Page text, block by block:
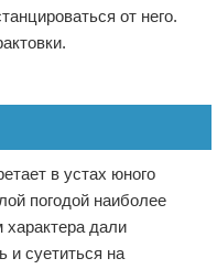
от него.
в устах юного
погодой наиболее
дали
и суетиться на